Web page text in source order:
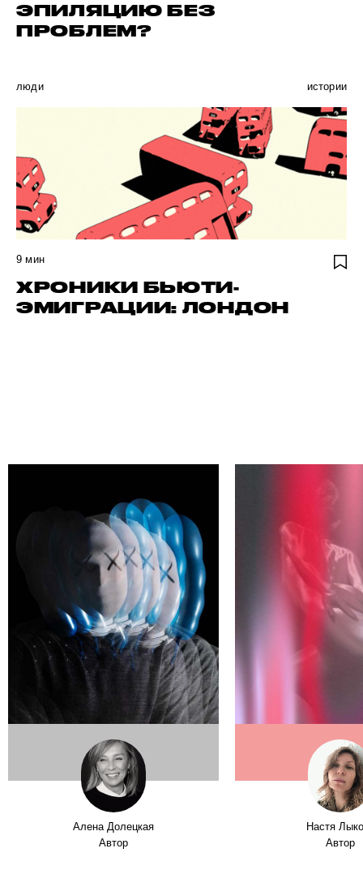
ЭПИЛЯЦИЮ БЕЗ
ПРОБЛЕМ?
люди истории
9 мин
ХРОНИКИ БЬЮТИ-
ЭМИГРАЦИИ: ЛОНДОН
Алена Долецкая
Автор
Настя
Автор